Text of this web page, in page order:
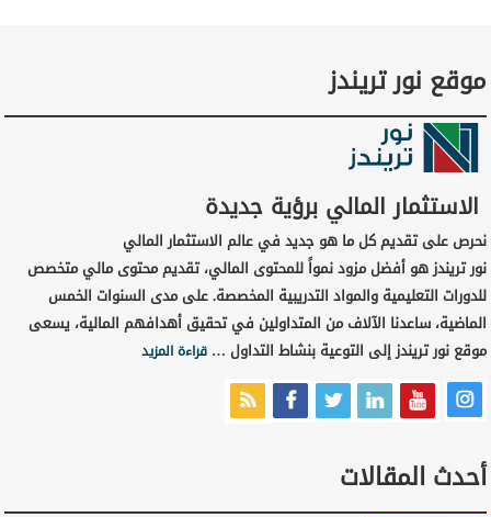
موقع نور تريندز
الاستثمار المالي برؤية جديدة
نحرص على تقديم كل ما هو جديد في عالم الاستثمار المالي
نور تريندز هو أفضل مزود نمواً للمحتوى المالي، تقديم محتوى مالي متخصص
للدورات التعليمية والمواد التدريبية المخصصة. على مدى السنوات الخمس
الماضية، ساعدنا الآلاف من المتداولين في تحقيق أهدافهم المالية، يسعى
موقع نور تريندز إلى التوعية بنشاط التداول …قراءة المزيد
أحدث المقالات